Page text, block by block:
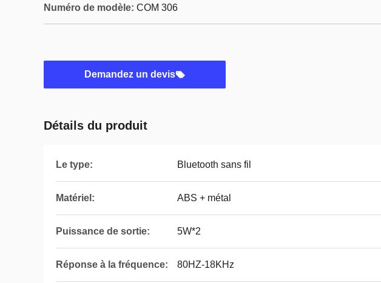
Numéro de modèle: COM 306
Demandez un devis
Détails du produit
Le type: Bluetooth sans fil
Matériel: ABS + métal
Puissance de sortie: 5W*2
Réponse à la fréquence: 80HZ-18KHz